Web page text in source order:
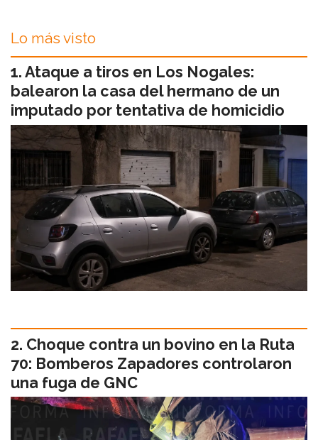
Lo más visto
Ataque a tiros en Los Nogales:
balearon la casa del hermano de un
imputado por tentativa de homicidio
Choque contra un bovino en la Ruta
70: Bomberos Zapadores controlaron
una fuga de GNC